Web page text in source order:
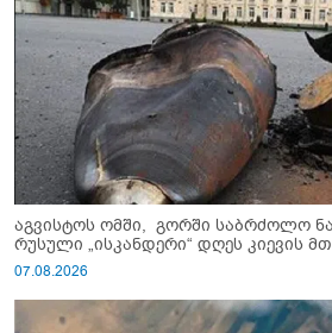
აგვისტოს ომში, გორში საბრძოლო
რუსული „ისკანდერი“ დღეს კიევის
07.08.2026